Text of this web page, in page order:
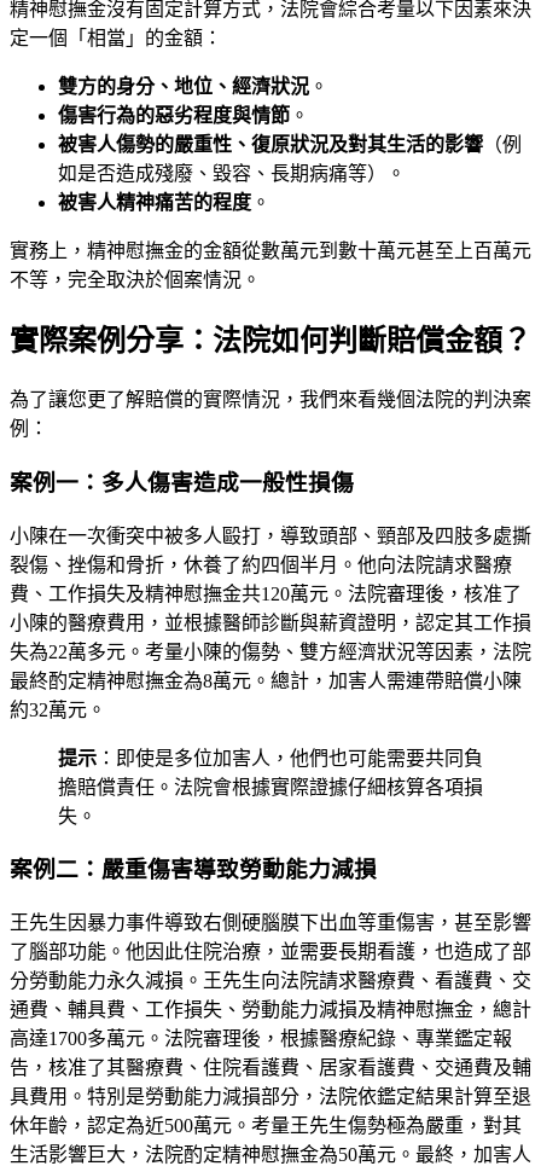
精神慰撫金沒有固定計算方式，法院會綜合考量以下因素來決
定一個「相當」的金額：
雙方的身分、地位、經濟狀況 。
傷害行為的惡劣程度與情節 。
被害人傷勢的嚴重性、復原狀況及對其生活的影響 （例
如是否造成殘廢、毀容、長期病痛等）。
被害人精神痛苦的程度 。
實務上，精神慰撫金的金額從數萬元到數十萬元甚至上百萬元
不等，完全取決於個案情況。
實際案例分享：法院如何判斷賠償金額？
為了讓您更了解賠償的實際情況，我們來看幾個法院的判決案
例：
案例一：多人傷害造成一般性損傷
小陳在一次衝突中被多人毆打，導致頭部、頸部及四肢多處撕
裂傷、挫傷和骨折，休養了約四個半月。他向法院請求醫療
費、工作損失及精神慰撫金共120萬元。法院審理後，核准了
小陳的醫療費用，並根據醫師診斷與薪資證明，認定其工作損
失為22萬多元。考量小陳的傷勢、雙方經濟狀況等因素，法院
最終酌定精神慰撫金為8萬元。總計，加害人需連帶賠償小陳
約32萬元。
提示 ：即使是多位加害人，他們也可能需要共同負
擔賠償責任。法院會根據實際證據仔細核算各項損
失。
案例二：嚴重傷害導致勞動能力減損
王先生因暴力事件導致右側硬腦膜下出血等重傷害，甚至影響
了腦部功能。他因此住院治療，並需要長期看護，也造成了部
分勞動能力永久減損。王先生向法院請求醫療費、看護費、交
通費、輔具費、工作損失、勞動能力減損及精神慰撫金，總計
高達1700多萬元。法院審理後，根據醫療紀錄、專業鑑定報
告，核准了其醫療費、住院看護費、居家看護費、交通費及輔
具費用。特別是勞動能力減損部分，法院依鑑定結果計算至退
休年齡，認定為近500萬元。考量王先生傷勢極為嚴重，對其
生活影響巨大，法院酌定精神慰撫金為50萬元。最終，加害人